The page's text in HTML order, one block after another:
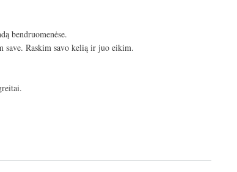
bendruomenėse.
save. Raskim savo kelią ir juo eikim.